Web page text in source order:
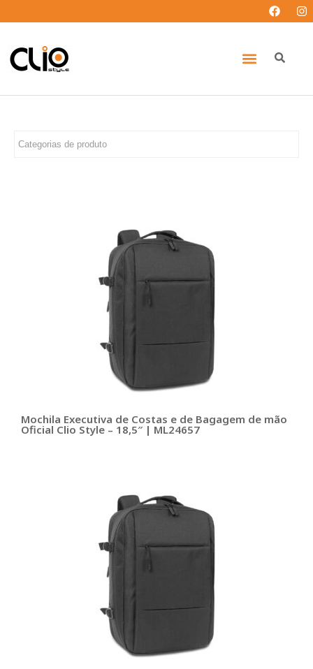
Mochila Executiva de Costas e de Bagagem de mão
Oficial Clio Style – 18,5″ | ML24657